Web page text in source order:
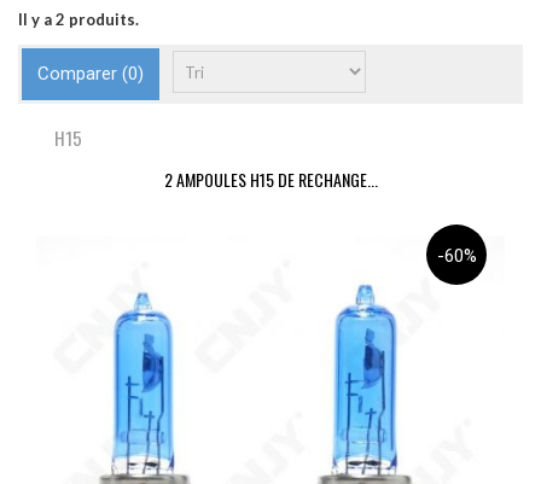
Il y a 2 produits.
Comparer (0)
H15
2 AMPOULES H15 DE RECHANGE...
-60%